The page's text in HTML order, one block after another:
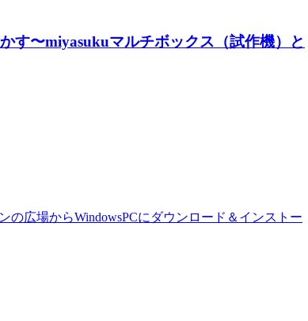
す〜miyasukuマルチボックス（試作機）と
の広場からWindowsPCにダウンロード＆インストー